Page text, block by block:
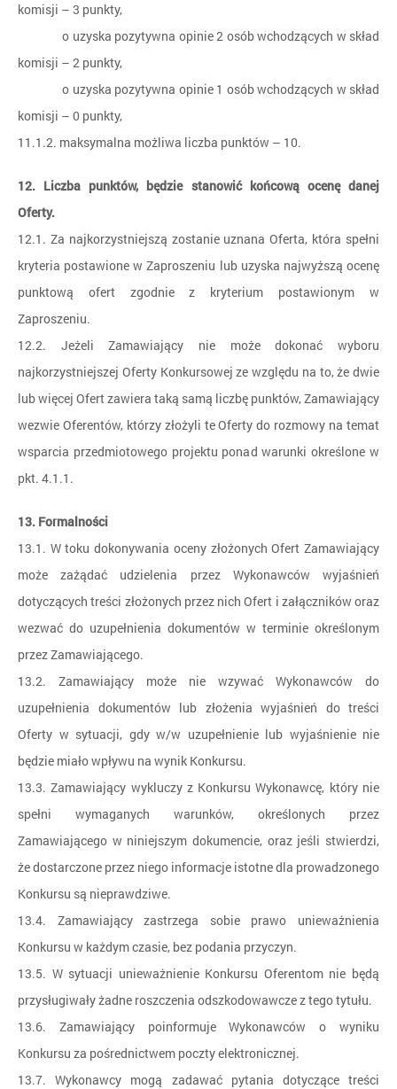
komisji – 3 punkty,
o uzyska pozytywna opinie 2 osób wchodzących w skład
komisji – 2 punkty,
o uzyska pozytywna opinie 1 osób wchodzących w skład
komisji – 0 punkty,
11.1.2. maksymalna możliwa liczba punktów – 10.
12. Liczba punktów, będzie stanowić końcową ocenę danej
Oferty.
12.1. Za najkorzystniejszą zostanie uznana Oferta, która spełni
kryteria postawione w Zaproszeniu lub uzyska najwyższą ocenę
punktową ofert zgodnie z kryterium postawionym w
Zaproszeniu.
12.2. Jeżeli Zamawiający nie może dokonać wyboru
najkorzystniejszej Oferty Konkursowej ze względu na to, że dwie
lub więcej Ofert zawiera taką samą liczbę punktów, Zamawiający
wezwie Oferentów, którzy złożyli te Oferty do rozmowy na temat
wsparcia przedmiotowego projektu ponad warunki określone w
pkt. 4.1.1.
13. Formalności
13.1. W toku dokonywania oceny złożonych Ofert Zamawiający
może zażądać udzielenia przez Wykonawców wyjaśnień
dotyczących treści złożonych przez nich Ofert i załączników oraz
wezwać do uzupełnienia dokumentów w terminie określonym
przez Zamawiającego.
13.2. Zamawiający może nie wzywać Wykonawców do
uzupełnienia dokumentów lub złożenia wyjaśnień do treści
Oferty w sytuacji, gdy w/w uzupełnienie lub wyjaśnienie nie
będzie miało wpływu na wynik Konkursu.
13.3. Zamawiający wykluczy z Konkursu Wykonawcę, który nie
spełni wymaganych warunków, określonych przez
Zamawiającego w niniejszym dokumencie, oraz jeśli stwierdzi,
że dostarczone przez niego informacje istotne dla prowadzonego
Konkursu są nieprawdziwe.
13.4. Zamawiający zastrzega sobie prawo unieważnienia
Konkursu w każdym czasie, bez podania przyczyn.
13.5. W sytuacji unieważnienie Konkursu Oferentom nie będą
przysługiwały żadne roszczenia odszkodowawcze z tego tytułu.
13.6. Zamawiający poinformuje Wykonawców o wyniku
Konkursu za pośrednictwem poczty elektronicznej.
13.7. Wykonawcy mogą zadawać pytania dotyczące treści